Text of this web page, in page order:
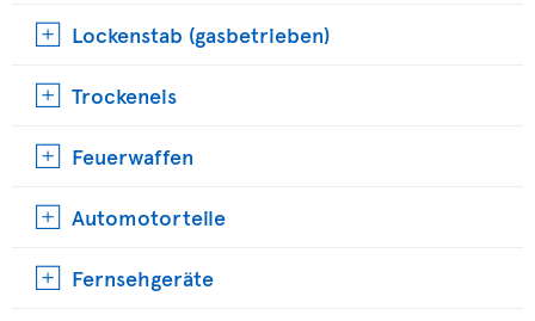
Lockenstab (gasbetrieben)
Trockeneis
Feuerwaffen
Automotorteile
Fernsehgeräte